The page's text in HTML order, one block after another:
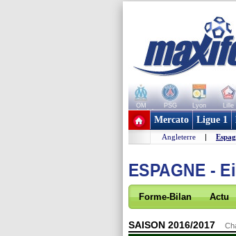
OM PSG Lyon Lille
+ de clubs
Mercato Ligue 1
Angleterre |
ESPAGNE -
Forme-Bilan Actu
SAISON 2016/2017